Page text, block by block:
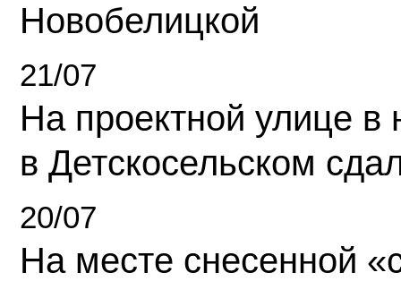
Новобелицкой
21/07
На проектной улице
в Детскосельском
20/07
На месте снесенной